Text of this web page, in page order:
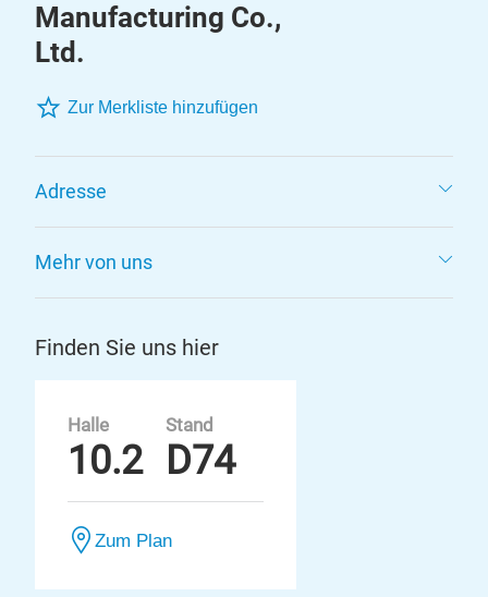
Manufacturing Co.,
Ltd.
Zur Merkliste hinzufügen
Adresse
Mehr von uns
Finden Sie uns hier
Halle
10.2
Stand
D74
Zum Plan